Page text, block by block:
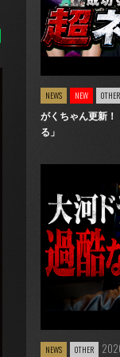
NEWS NEW OTHER
がくちゃん更新
る」
NEWS OTHER